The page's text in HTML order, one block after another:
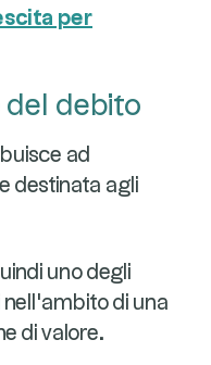
per
del debito
ad
destinata agli
uno degli
di una
di valore.